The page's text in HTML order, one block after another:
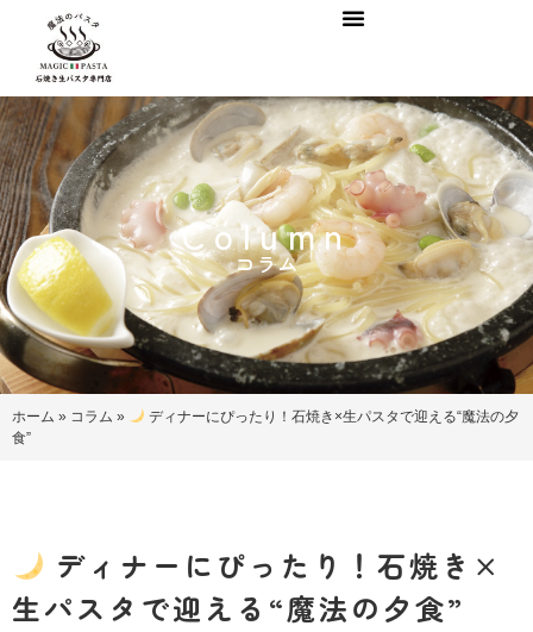
Column
コラム
ホーム » コラム »
ディナーにぴったり！石焼き×生パスタで迎える“魔法の夕
食”
ディナーにぴったり！石焼き×
生パスタで迎える“魔法の夕食”